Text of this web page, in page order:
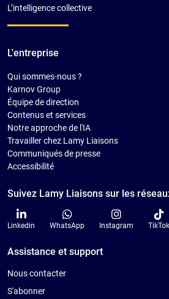
L’intelligence collective
L'entreprise
Qui sommes-nous ?
Karnov Group
Équipe de direction
Contenus et services
Notre approche de l'IA
Travailler chez Lamy Liaisons
Communiqués de presse
Accessibilité
Suivez Lamy Liaisons sur les
Linkedin WhatsApp Instagram TikTok
Assistance et support
Nous contacter
S'abonner